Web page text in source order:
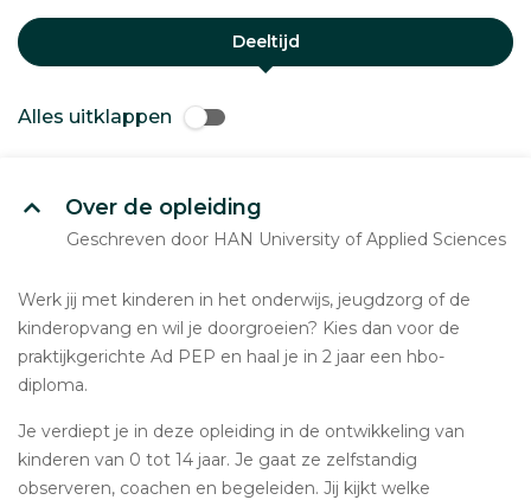
Deeltijd
Alles uitklappen
Over de opleiding
Geschreven door HAN University of Applied Sciences
Werk jij met kinderen in het onderwijs, jeugdzorg of de
kinderopvang en wil je doorgroeien? Kies dan voor de
praktijkgerichte Ad PEP en haal je in 2 jaar een hbo-
diploma.
Je verdiept je in deze opleiding in de ontwikkeling van
kinderen van 0 tot 14 jaar. Je gaat ze zelfstandig
observeren, coachen en begeleiden. Jij kijkt welke